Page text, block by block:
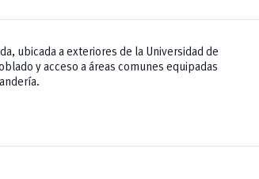
ubicada a exteriores de la Universidad de
y acceso a áreas comunes equipadas